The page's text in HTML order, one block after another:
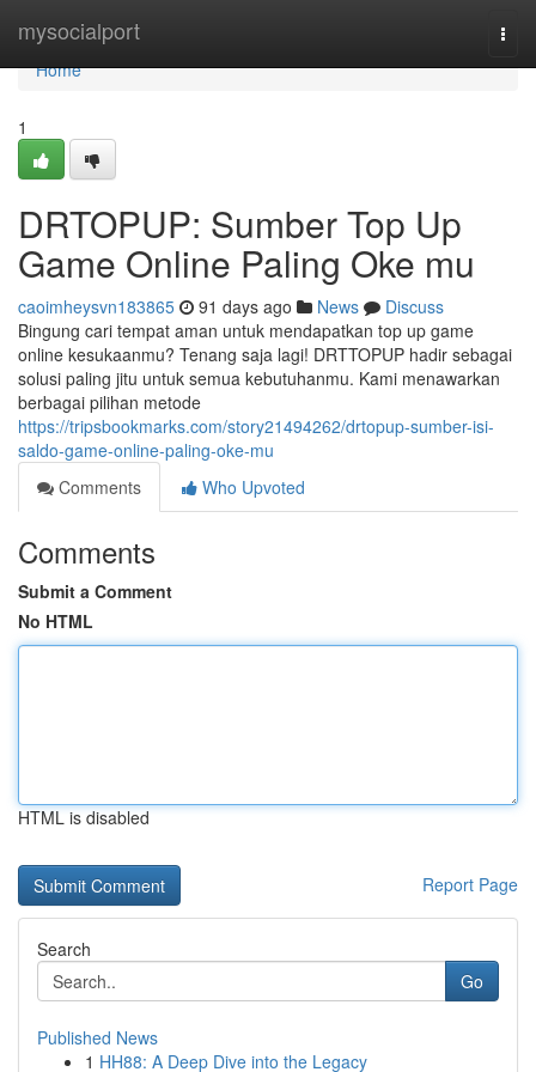
mysocialport
Home
Home
1
DRTOPUP: Sumber Top Up
Game Online Paling Oke mu
caoimheysvn183865 91 days ago News
Discuss
Bingung cari tempat aman untuk mendapatkan top up game
online kesukaanmu? Tenang saja lagi! DRTTOPUP hadir sebagai
solusi paling jitu untuk semua kebutuhanmu. Kami menawarkan
berbagai pilihan metode
https://tripsbookmarks.com/story21494262/drtopup-sumber-isi-
saldo-game-online-paling-oke-mu
Comments
Who Upvoted
Comments
Submit a Comment
No HTML
HTML is disabled
Report Page
Search
Go
Published News
1 HH88: A Deep Dive into the Legacy